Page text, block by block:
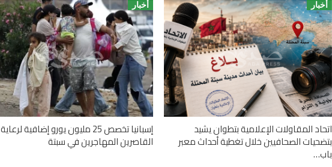
أخبار
اتحاد المقاولات الإعلامية بتطوان يشيد
بتضحيات الصحافيين خلال تغطية أحداث معبر
باب…
أخبار
إسبانيا تخصص 25 مليون يورو إضافية لرعاية
القاصرين المهاجرين في سبتة